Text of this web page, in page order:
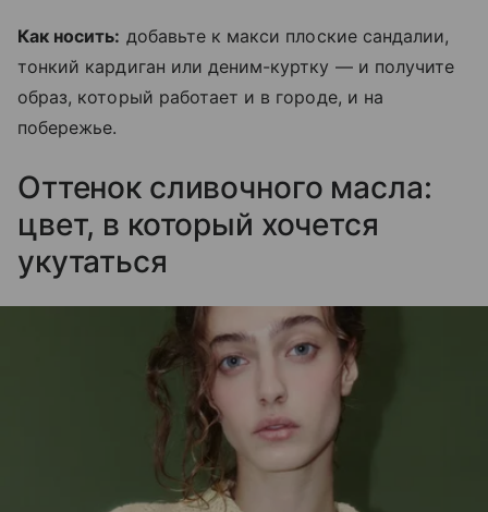
Как носить: добавьте к макси плоские сандалии,
тонкий кардиган или деним-куртку — и получите
образ, который работает и в городе, и на
побережье.
Оттенок сливочного масла:
цвет, в который хочется
укутаться